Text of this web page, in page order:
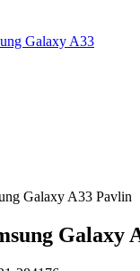
Galaxy A33
Galaxy A33 Pavlin
Galaxy